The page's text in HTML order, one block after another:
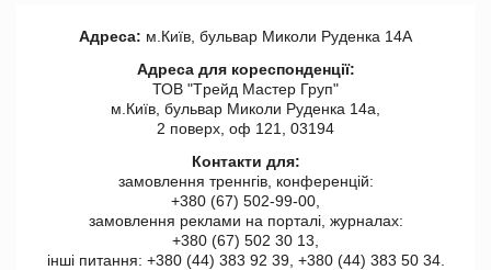
Адреса: м.Київ, бульвар Миколи Руденка 14А
Адреса для кореспонденції:
ТОВ "Tрейд Мастер Груп"
м.Київ, бульвар Миколи Руденка 14а,
2 поверх, оф 121, 03194
Контакти для:
замовлення треннгів, конференцій:
+380 (67) 502-99-00,
замовлення реклами на порталі, журналах:
+380 (67) 502 30 13,
інші питання: +380 (44) 383 92 39, +380 (44) 383 50 34.